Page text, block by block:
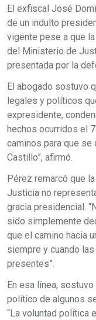
El exfiscal José
de un indulto
vigente pese a que
del Ministerio de
presentada por la
El abogado sostuvo
legales y políticos
expresidente,
hechos ocurridos el
caminos para que
Castillo”, afirmó.
Pérez remarcó que
Justicia no
gracia presidencial.
sido simplemente
que el camino hacia
siempre y cuando
presentes”.
En esa línea,
político de algunos
“La voluntad política